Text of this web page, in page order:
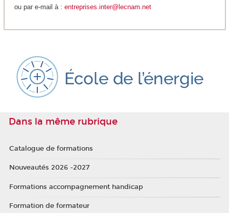
ou par e-mail à : entreprises.inter@lecnam.net
Dans la même rubrique
Catalogue de formations
Nouveautés 2026 -2027
Formations accompagnement handicap
Formation de formateur